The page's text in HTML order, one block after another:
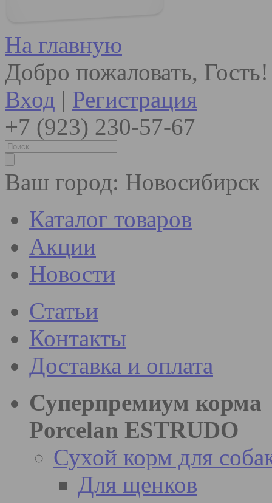
На главную
Добро пожаловать, Гость!
Вход | Регистрация
+7 (923) 230-57-67
Ваш город: Новосибирск
Каталог товаров
Акции
Новости
Статьи
Контакты
Доставка и оплата
Суперпремиум корма
Porcelan ESTRUDO
Сухой корм для
Для щенков